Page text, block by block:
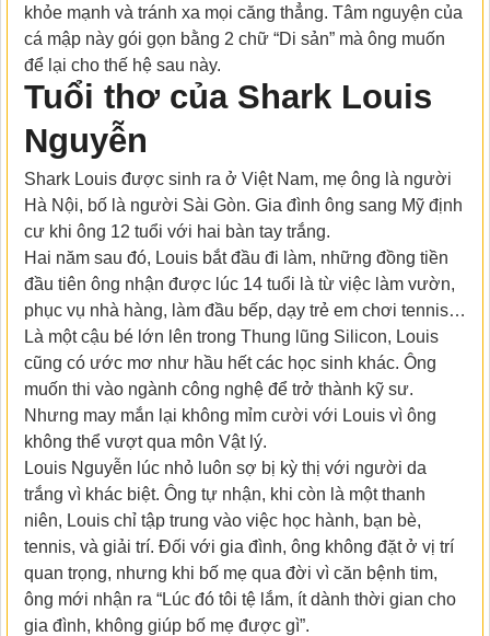
khỏe mạnh và tránh xa mọi căng thẳng. Tâm nguyện của
cá mập này gói gọn bằng 2 chữ “Di sản” mà ông muốn
để lại cho thế hệ sau này.
Tuổi thơ của Shark Louis
Nguyễn
Shark Louis được sinh ra ở Việt Nam, mẹ ông là người
Hà Nội, bố là người Sài Gòn. Gia đình ông sang Mỹ định
cư khi ông 12 tuổi với hai bàn tay trắng.
Hai năm sau đó, Louis bắt đầu đi làm, những đồng tiền
đầu tiên ông nhận được lúc 14 tuổi là từ việc làm vườn,
phục vụ nhà hàng, làm đầu bếp, dạy trẻ em chơi tennis…
Là một cậu bé lớn lên trong Thung lũng Silicon, Louis
cũng có ước mơ như hầu hết các học sinh khác. Ông
muốn thi vào ngành công nghệ để trở thành kỹ sư.
Nhưng may mắn lại không mỉm cười với Louis vì ông
không thể vượt qua môn Vật lý.
Louis Nguyễn lúc nhỏ luôn sợ bị kỳ thị với người da
trắng vì khác biệt. Ông tự nhận, khi còn là một thanh
niên, Louis chỉ tập trung vào việc học hành, bạn bè,
tennis, và giải trí. Đối với gia đình, ông không đặt ở vị trí
quan trọng, nhưng khi bố mẹ qua đời vì căn bệnh tim,
ông mới nhận ra “Lúc đó tôi tệ lắm, ít dành thời gian cho
gia đình, không giúp bố mẹ được gì”.